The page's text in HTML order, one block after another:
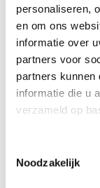
personaliseren,
en om ons
informatie over
partners voor
partners kunnen
informatie die u
verzameld op
Noodzakelijk
Gratis
Internationaal
Deskundig